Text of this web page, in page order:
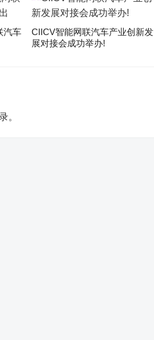
汽车
CIICV智能网联汽车产业创新发
展对接会成功举办!
。